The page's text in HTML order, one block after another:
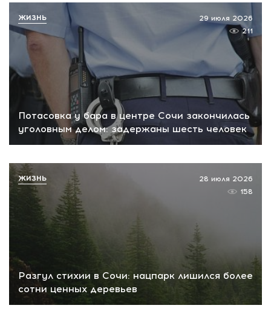
Потасовка у бара в центре Сочи закончилась
уголовным делом: задержаны шесть человек
29 июля 2026
211
ЖИЗНЬ
Разгул стихии в Сочи: нацпарк лишился более
сотни ценных деревьев
28 июля 2026
158
ЖИЗНЬ